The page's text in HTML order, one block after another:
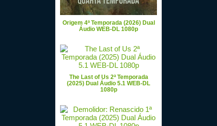
Origem 4ª Temporada (2026) Dual
Áudio WEB-DL 1080p
The Last of Us 2ª Temporada
(2025) Dual Áudio 5.1 WEB-DL
1080p